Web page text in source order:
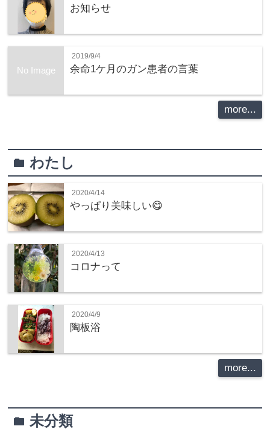
お知らせ
No Image
2019/9/4
余命1ケ月のガン患者の言葉
more...
folderわたし
2020/4/14
やっぱり美味しい😋
2020/4/13
コロナって
2020/4/9
陶板浴
more...
folder未分類